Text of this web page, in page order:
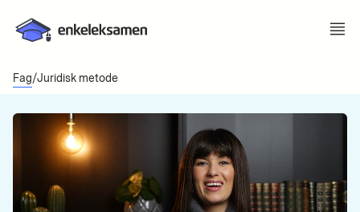
Fag/Juridisk metode